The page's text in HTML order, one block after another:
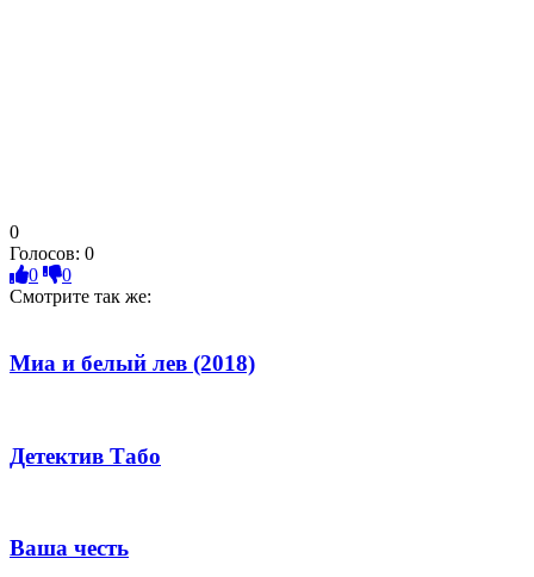
0
Голосов: 0
0
0
Смотрите так же:
Миа и белый лев (2018)
Детектив Табо
Ваша честь